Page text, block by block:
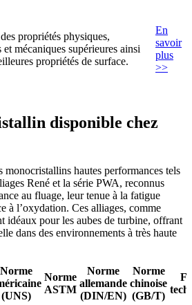
propriétés physiques,
mécaniques supérieures ainsi
propriétés de surface.
En
savoir
plus
>>
disponible chez
monocristallins hautes performances tels
René et la série PWA, reconnus
au fluage, leur tenue à la fatigue
à l’oxydation. Ces alliages, comme
idéaux pour les aubes de turbine, offrant
dans des environnements à très haute
Norme
(UNS)
Norme
ASTM
Norme
allemande
(DIN/EN)
Norme
chinoise
(GB/T)